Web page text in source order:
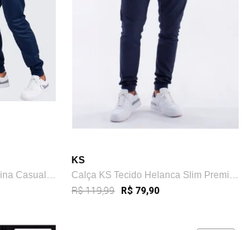
Kit 2 Calça Jogger Masculina Casual Skin...
KS
Calça KS Tecido Helanca Slim Premium Ac...
R$ 119,99 R$ 79,90